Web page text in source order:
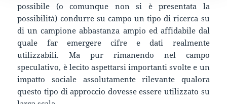
possibile (o comunque non si è presentata la
possibilità) condurre su campo un tipo di ricerca su
di un campione abbastanza ampio ed affidabile dal
quale far emergere cifre e dati realmente
utilizzabili. Ma pur rimanendo nel campo
speculativo, è lecito aspettarsi importanti svolte e un
impatto sociale assolutamente rilevante qualora
questo tipo di approccio dovesse essere utilizzato su